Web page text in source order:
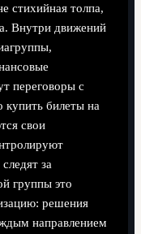
стихийная толпа,
Внутри движений
переговоры с
билеты на
свои
за
группы это
решения
направлением